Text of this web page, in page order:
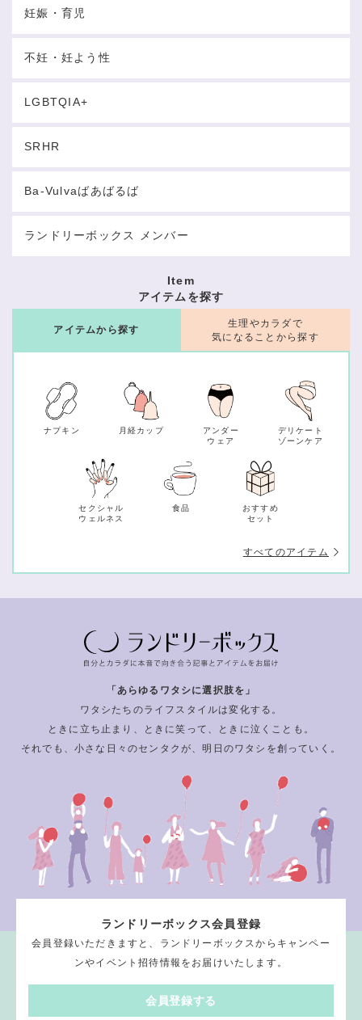
妊娠・育児
不妊・妊よう性
LGBTQIA+
SRHR
Ba-Vulvaばあばるば
ランドリーボックス メンバー
Item
アイテムを探す
アイテムから探す
ナプキン 月経カップ
アンダー
ウェア
デリケート
ゾーンケア
セクシャル
ウェルネス
食品
おすすめ
セット
すべてのアイテム
生理やカラダで
気になることから探す
「あらゆるワタシに選択肢を」
ワタシたちのライフスタイルは変化する。
ときに立ち止まり、ときに笑って、ときに泣くことも。
それでも、小さな日々のセンタクが、明日のワタシを創っていく。
ランドリーボックス会員登録
会員登録いただきますと、ランドリーボックスからキャンペー
ンやイベント招待情報をお届けいたします。
会員登録する